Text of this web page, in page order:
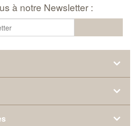
à notre Newsletter :